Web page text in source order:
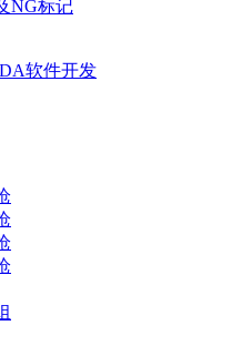
NG标记
软件开发